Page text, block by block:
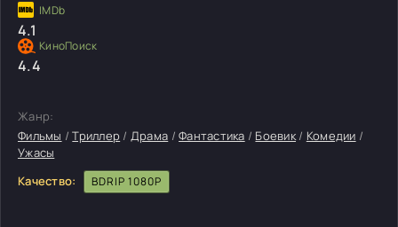
4.1
4.4
Жанр:
Фильмы /Триллер / Драма /Фантастика / Боевик/ Комедии /
Ужасы
Качество:
BDRIP 1080P